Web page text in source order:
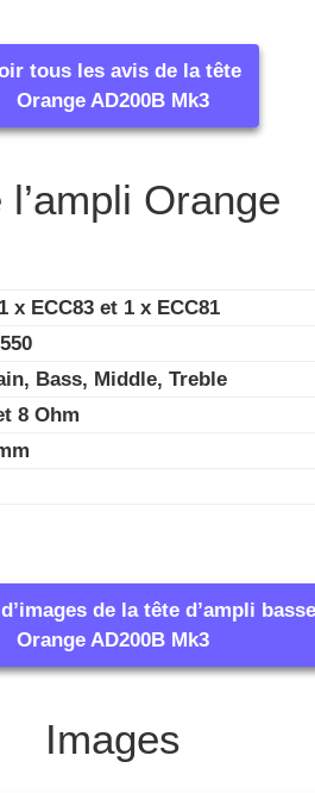
tous les avis de la tête
Orange AD200B Mk3
Orange
ECC83 et 1 x ECC81
Bass, Middle, Treble
8 Ohm
de la tête d’ampli basse
Orange AD200B Mk3
Images